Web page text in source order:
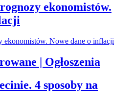
ekonomistów.
| Ogłoszenia
4 sposoby na